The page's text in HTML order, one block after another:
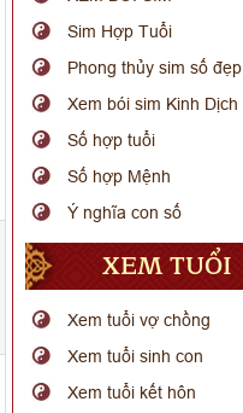
Sim Hợp Tuổi
Phong thủy sim số đẹp
Xem bói sim Kinh Dịch
Số hợp tuổi
Số hợp Mệnh
Ý nghĩa con số
XEM TUỔI
Xem tuổi vợ chồng
Xem tuổi sinh con
Xem tuổi kết hôn